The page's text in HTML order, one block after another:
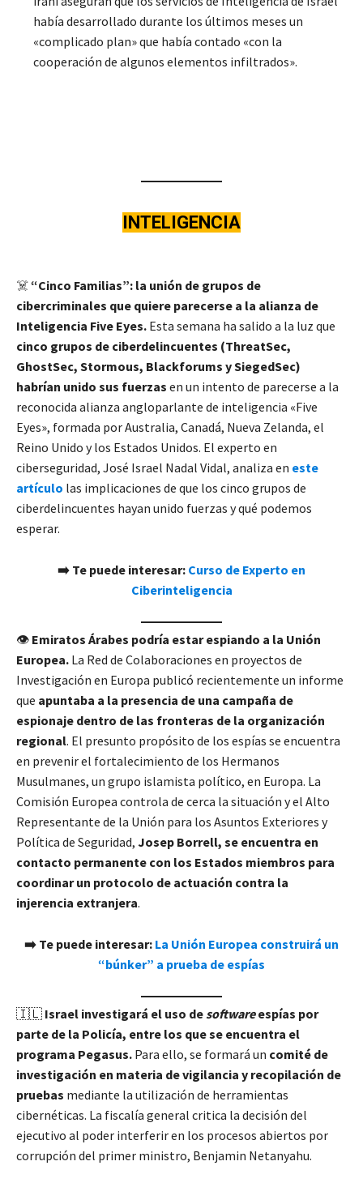
había desarrollado durante los últimos meses un
«complicado plan» que había contado «con la
cooperación de algunos elementos infiltrados».
INTELIGENCIA
☠️“Cinco Familias”: la unión de grupos de
cibercriminales que quiere parecerse a la alianza de
Inteligencia Five Eyes. Esta semana ha salido a la luz que
cinco grupos de ciberdelincuentes (ThreatSec,
GhostSec, Stormous, Blackforums y SiegedSec)
habrían unido sus fuerzas en un intento de parecerse a la
reconocida alianza angloparlante de inteligencia «Five
Eyes», formada por Australia, Canadá, Nueva Zelanda, el
Reino Unido y los Estados Unidos. El experto en
ciberseguridad, José Israel Nadal Vidal, analiza en este
artículo las implicaciones de que los cinco grupos de
ciberdelincuentes hayan unido fuerzas y qué podemos
esperar.
➡️ Te puede interesar: Curso de Experto en
Ciberinteligencia
👁️ Emiratos Árabes podría estar espiando a la Unión
Europea. La Red de Colaboraciones en proyectos de
Investigación en Europa publicó recientemente un informe
que apuntaba a la presencia de una campaña de
espionaje dentro de las fronteras de la organización
regional. El presunto propósito de los espías se encuentra
en prevenir el fortalecimiento de los Hermanos
Musulmanes, un grupo islamista político, en Europa. La
Comisión Europea controla de cerca la situación y el Alto
Representante de la Unión para los Asuntos Exteriores y
Política de Seguridad, Josep Borrell, se encuentra en
contacto permanente con los Estados miembros para
coordinar un protocolo de actuación contra la
injerencia extranjera.
➡️ Te puede interesar: La Unión Europea construirá un
“búnker” a prueba de espías
🇮🇱 Israel investigará el uso de softwareespías por
parte de la Policía, entre los que se encuentra el
programa Pegasus. Para ello, se formará un comité de
investigación en materia de vigilancia y recopilación de
pruebas mediante la utilización de herramientas
cibernéticas. La fiscalía general critica la decisión del
ejecutivo al poder interferir en los procesos abiertos por
corrupción del primer ministro, Benjamin Netanyahu.